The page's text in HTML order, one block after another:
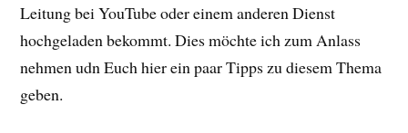
Leitung bei YouTube oder einem anderen Dienst
hochgeladen bekommt. Dies möchte ich zum Anlass
nehmen udn Euch hier ein paar Tipps zu diesem Thema
geben.